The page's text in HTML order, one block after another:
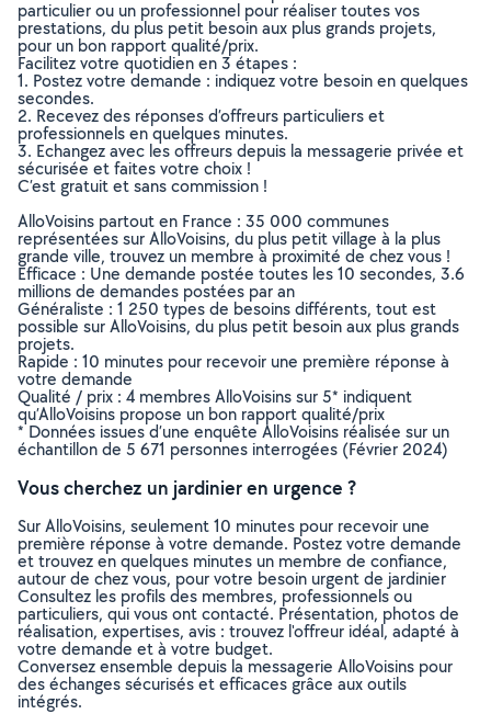
particulier ou un professionnel pour réaliser toutes vos
prestations, du plus petit besoin aux plus grands projets,
pour un bon rapport qualité/prix.
Facilitez votre quotidien en 3 étapes :
1. Postez votre demande : indiquez votre besoin en quelques
secondes.
2. Recevez des réponses d’offreurs particuliers et
professionnels en quelques minutes.
3. Echangez avec les offreurs depuis la messagerie privée et
sécurisée et faites votre choix !
C’est gratuit et sans commission !
AlloVoisins partout en France : 35 000 communes
représentées sur AlloVoisins, du plus petit village à la plus
grande ville, trouvez un membre à proximité de chez vous !
Efficace : Une demande postée toutes les 10 secondes, 3.6
millions de demandes postées par an
Généraliste : 1 250 types de besoins différents, tout est
possible sur AlloVoisins, du plus petit besoin aux plus grands
projets.
Rapide : 10 minutes pour recevoir une première réponse à
votre demande
Qualité / prix : 4 membres AlloVoisins sur 5* indiquent
qu’AlloVoisins propose un bon rapport qualité/prix
* Données issues d’une enquête AlloVoisins réalisée sur un
échantillon de 5 671 personnes interrogées (Février 2024)
Vous cherchez un jardinier en urgence ?
Sur AlloVoisins, seulement 10 minutes pour recevoir une
première réponse à votre demande. Postez votre demande
et trouvez en quelques minutes un membre de confiance,
autour de chez vous, pour votre besoin urgent de jardinier
Consultez les profils des membres, professionnels ou
particuliers, qui vous ont contacté. Présentation, photos de
réalisation, expertises, avis : trouvez l'offreur idéal, adapté à
votre demande et à votre budget.
Conversez ensemble depuis la messagerie AlloVoisins pour
des échanges sécurisés et efficaces grâce aux outils
intégrés.